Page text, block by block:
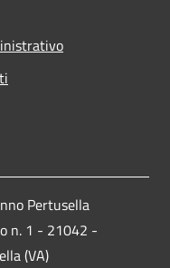
Pertusella
n. 1 - 21042 -
(VA)